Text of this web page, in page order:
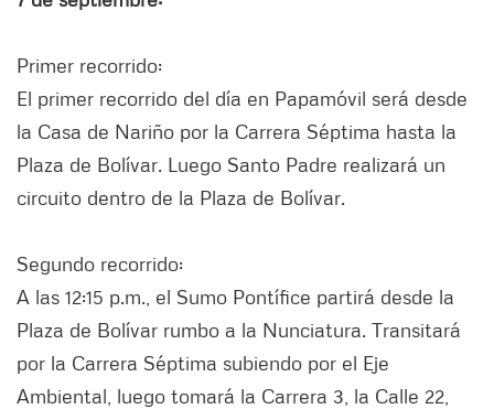
Primer recorrido:
El primer recorrido del día en Papamóvil será desde
la Casa de Nariño por la Carrera Séptima hasta la
Plaza de Bolívar. Luego Santo Padre realizará un
circuito dentro de la Plaza de Bolívar.
Segundo recorrido:
A las 12:15 p.m., el Sumo Pontífice partirá desde la
Plaza de Bolívar rumbo a la Nunciatura. Transitará
por la Carrera Séptima subiendo por el Eje
Ambiental, luego tomará la Carrera 3, la Calle 22,